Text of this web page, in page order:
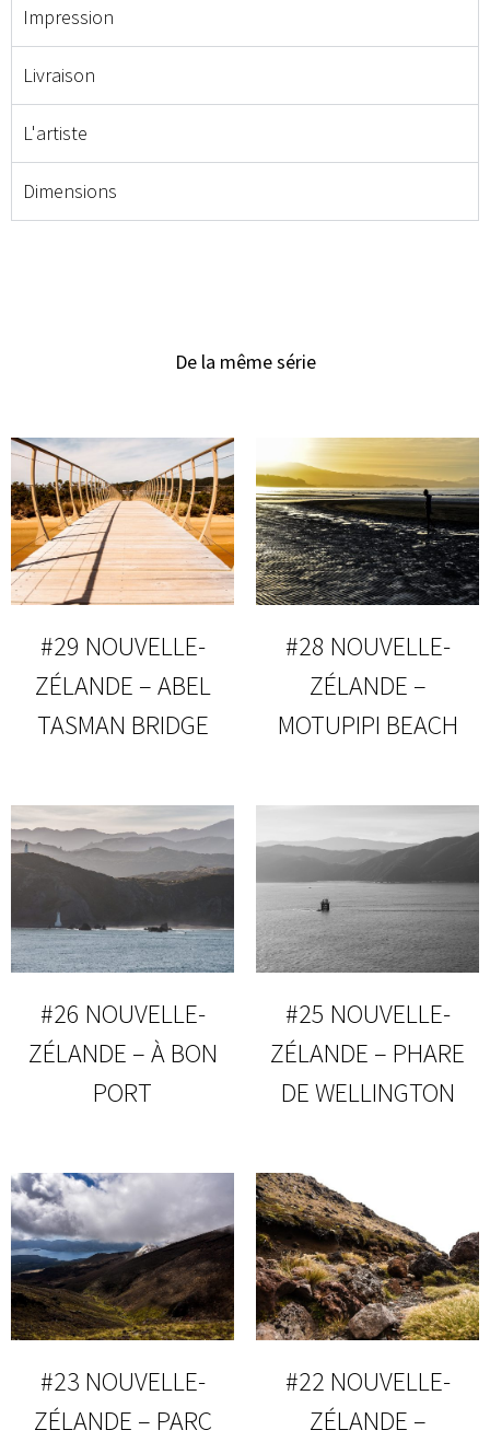
Impression
Livraison
L'artiste
Dimensions
De la même série
#29 NOUVELLE-
ZÉLANDE – ABEL
TASMAN BRIDGE
#28 NOUVELLE-
ZÉLANDE –
MOTUPIPI BEACH
#26 NOUVELLE-
ZÉLANDE – À BON
PORT
#25 NOUVELLE-
ZÉLANDE – PHARE
DE WELLINGTON
#23 NOUVELLE-
ZÉLANDE – PARC
#22 NOUVELLE-
ZÉLANDE –